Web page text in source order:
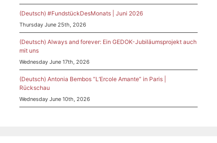
(Deutsch) #FundstückDesMonats | Juni 2026
Thursday June 25th, 2026
(Deutsch) Always and forever: Ein GEDOK-Jubiläumsprojekt auch
mit uns
Wednesday June 17th, 2026
(Deutsch) Antonia Bembos “L’Ercole Amante” in Paris |
Rückschau
Wednesday June 10th, 2026